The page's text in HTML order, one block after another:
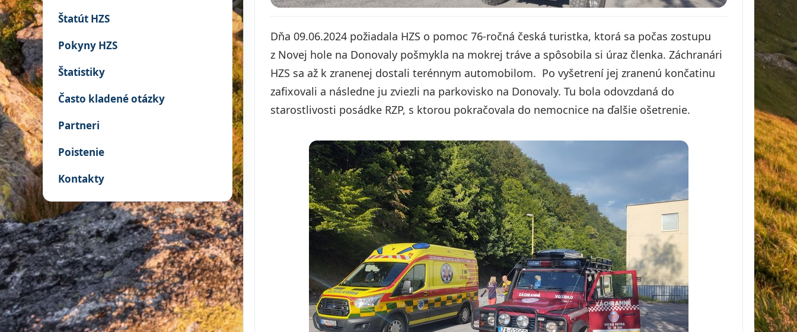
Štatút HZS
Pokyny HZS
Štatistiky
Často kladené otázky
Partneri
Poistenie
Kontakty
Dňa 09.06.2024 požiadala HZS o pomoc 76-ročná česká turistka, ktorá sa počas zostupu
z Novej hole na Donovaly pošmykla na mokrej tráve a spôsobila si úraz členka. Záchranári
HZS sa až k zranenej dostali terénnym automobilom. Po vyšetrení jej zranenú končatinu
zafixovali a následne ju zviezli na parkovisko na Donovaly. Tu bola odovzdaná do
starostlivosti posádke RZP, s ktorou pokračovala do nemocnice na ďalšie ošetrenie.